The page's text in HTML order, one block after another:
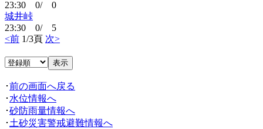
23:30 0/ 0
城井峠
23:30 0/ 5
<前 1/3頁 次>
･前の画面へ戻る
･ 水位情報へ
･砂防雨量情報へ
･ 土砂災害警戒避難情報へ